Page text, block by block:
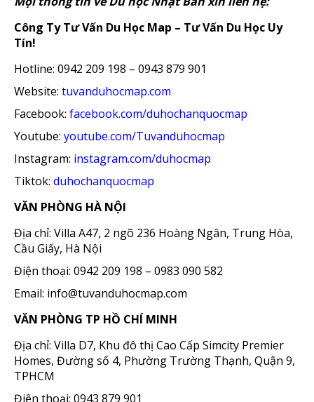
Công Ty Tư Vấn Du Học Map – Tư Vấn Du Học Uy
Tín!
Hotline: 0942 209 198 – 0943 879 901
Website: tuvanduhocmap.com
Facebook: facebook.com/duhochanquocmap
Youtube: youtube.com/Tuvanduhocmap
Instagram: instagram.com/duhocmap
Tiktok: duhochanquocmap
VĂN PHÒNG HÀ NỘI
Địa chỉ: Villa A47, 2 ngõ 236 Hoàng Ngân, Trung Hòa,
Cầu Giấy, Hà Nội
Điện thoại: 0942 209 198 – 0983 090 582
Email: info@tuvanduhocmap.com
VĂN PHÒNG TP HỒ CHÍ MINH
Địa chỉ: Villa D7, Khu đô thị Cao Cấp Simcity Premier
Homes, Đường số 4, Phường Trường Thạnh, Quận 9,
TPHCM
Điện thoại: 0943 879 901